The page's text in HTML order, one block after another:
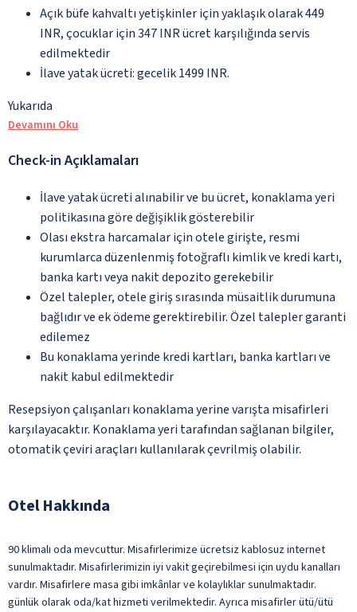
Açık büfe kahvaltı yetişkinler için yaklaşık olarak 449
INR, çocuklar için 347 INR ücret karşılığında servis
edilmektedir
İlave yatak ücreti: gecelik 1499 INR.
Yukarıda
Devamını Oku
Check-in Açıklamaları
İlave yatak ücreti alınabilir ve bu ücret, konaklama yeri
politikasına göre değişiklik gösterebilir
Olası ekstra harcamalar için otele girişte, resmi
kurumlarca düzenlenmiş fotoğraflı kimlik ve kredi kartı,
banka kartı veya nakit depozito gerekebilir
Özel talepler, otele giriş sırasında müsaitlik durumuna
bağlıdır ve ek ödeme gerektirebilir. Özel talepler garanti
edilemez
Bu konaklama yerinde kredi kartları, banka kartları ve
nakit kabul edilmektedir
Resepsiyon çalışanları konaklama yerine varışta misafirleri
karşılayacaktır. Konaklama yeri tarafından sağlanan bilgiler,
otomatik çeviri araçları kullanılarak çevrilmiş olabilir.
Otel Hakkında
90 klimalı oda mevcuttur. Misafirlerimize ücretsiz kablosuz internet
sunulmaktadır. Misafirlerimizin iyi vakit geçirebilmesi için uydu kanalları
vardır. Misafirlere masa gibi imkânlar ve kolaylıklar sunulmaktadır.
günlük olarak oda/kat hizmeti verilmektedir. Ayrıca misafirler ütü/ütü